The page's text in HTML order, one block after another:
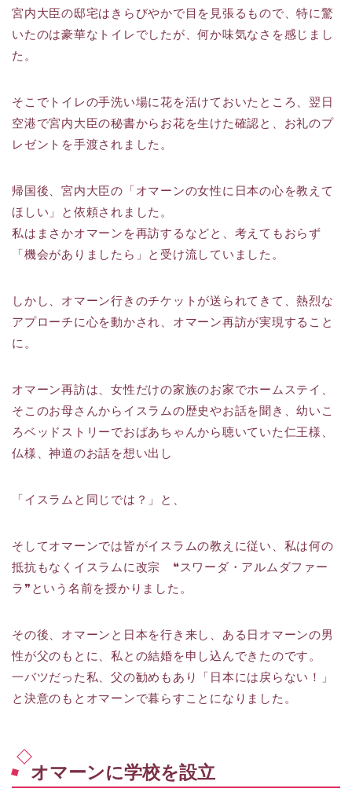
宮内大臣の邸宅はきらびやかで目を見張るもので、特に驚
いたのは豪華なトイレでしたが、何か味気なさを感じまし
た。
そこでトイレの手洗い場に花を活けておいたところ、翌日
空港で宮内大臣の秘書からお花を生けた確認と、お礼のプ
レゼントを手渡されました。
帰国後、宮内大臣の「オマーンの女性に日本の心を教えて
ほしい」と依頼されました。
私はまさかオマーンを再訪するなどと、考えてもおらず
「機会がありましたら」と受け流していました。
しかし、オマーン行きのチケットが送られてきて、熱烈な
アプローチに心を動かされ、オマーン再訪が実現すること
に。
オマーン再訪は、女性だけの家族のお家でホームステイ、
そこのお母さんからイスラムの歴史やお話を聞き、幼いこ
ろベッドストリーでおばあちゃんから聴いていた仁王様、
仏様、神道のお話を想い出し
「イスラムと同じでは？」と、
そしてオマーンでは皆がイスラムの教えに従い、私は何の
抵抗もなくイスラムに改宗 ❝スワーダ・アルムダファー
ラ❞という名前を授かりました。
その後、オマーンと日本を行き来し、ある日オマーンの男
性が父のもとに、私との結婚を申し込んできたのです。
一バツだった私、父の勧めもあり「日本には戻らない！」
と決意のもとオマーンで暮らすことになりました。
オマーンに学校を設立